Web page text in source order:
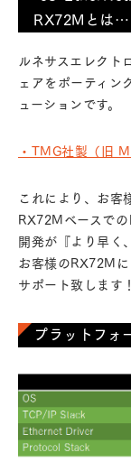
RX72Mとは…
ルネサスエレクト
ェアをポーティン
ューションです。
・TMG社製（旧
これにより、お客
RX72Mベースで
開発が『より早く
お客様のRX72M
サポート致します
プラットフォ